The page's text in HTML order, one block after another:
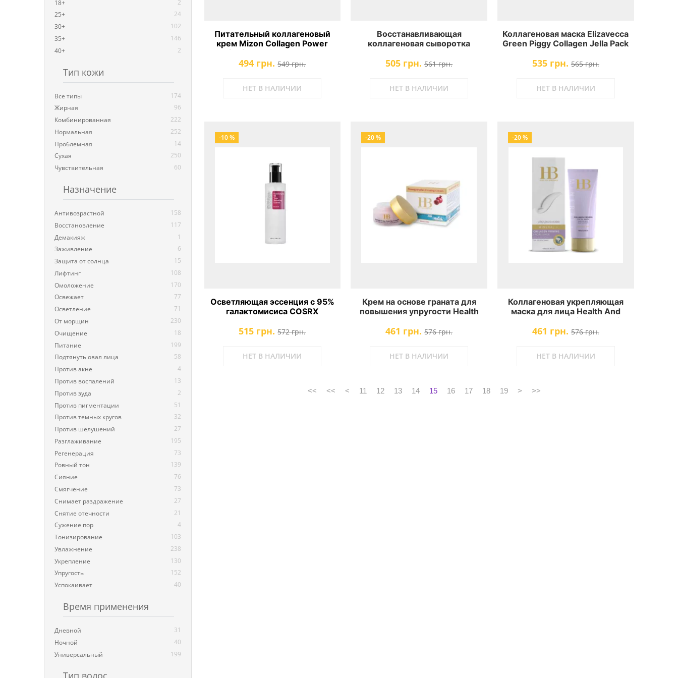
18+
2
25+
24
30+
102
35+
146
40+
2
Тип кожи
Все типы
174
Жирная
96
Комбинированная
222
Нормальная
252
Проблемная
14
Сухая
250
Чувствительная
60
Назначение
Антивозрастной
158
Восстановление
117
Демакияж
1
Заживление
6
Защита от солнца
15
Лифтинг
108
Омоложение
170
Освежает
77
Осветление
71
От морщин
230
Очищение
18
Питание
199
Подтянуть овал лица
58
Против акне
4
Против воспалений
13
Против зуда
2
Против пигментации
51
Против темных кругов
32
Против шелушений
27
Разглаживание
195
Регенерация
73
Ровный тон
139
Сияние
76
Смягчение
73
Снимает раздражение
27
Снятие отечности
21
Сужение пор
4
Тонизирование
103
Увлажнение
238
Укрепление
130
Упругость
152
Успокаивает
40
Время применения
Дневной
31
Ночной
40
Универсальный
199
Питательный коллагеновый
крем Mizon Collagen Power
Firming Enriched Cream
494 грн. 549 грн.
НЕТ В НАЛИЧИИ
Восстанавливающая
коллагеновая сыворотка
Mizon Original Skin Energy
Collagen 100 Ampoule
505 грн. 561 грн.
НЕТ В НАЛИЧИИ
Коллагеновая маска Elizavecca
Green Piggy Collagen Jella Pack
535 грн. 565 грн.
НЕТ В НАЛИЧИИ
-10 %
Осветляющая эссенция с 95%
галактомисиса COSRX
Balancing Essence
515 грн. 572 грн.
НЕТ В НАЛИЧИИ
-20 %
Крем на основе граната для
повышения упругости Health
Firming Cream
461 грн. 576 грн.
НЕТ В НАЛИЧИИ
-20 %
Коллагеновая укрепляющая
маска для лица Health And
Beauty Collagen Firming Facial
Mask
461 грн. 576 грн.
НЕТ В НАЛИЧИИ
<< << < 11 12 13 14 15 16 17 18 19 > >>